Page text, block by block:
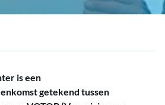
is een
getekend tussen